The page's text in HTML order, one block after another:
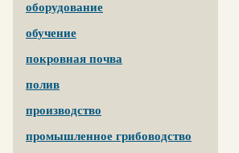
оборудование
обучение
покровная почва
полив
производство
промышленное грибоводство